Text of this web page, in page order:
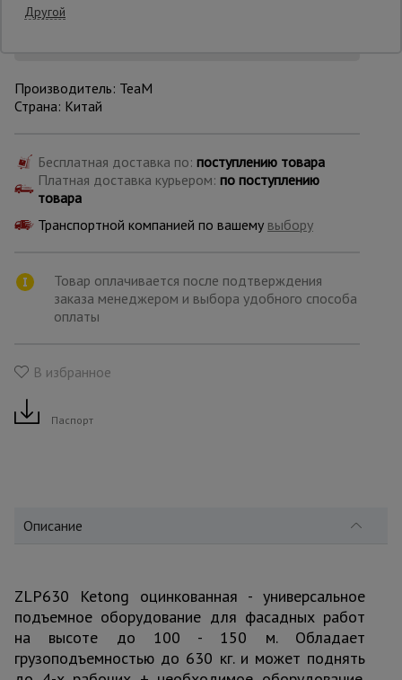
для работы с
арматурой
Оборудование
стремянки
Штукатурные
Производитель: TeaM
Страна: Китай
Бесплатная доставка по: поступлению товара
Платная доставка курьером: по поступлению
товара
Транспортной компанией по вашему выбору
Товар оплачивается после подтверждения
заказа менеджером и выбора удобного способа
оплаты
В избранное
Паспорт
Описание
ZLP630 Ketong оцинкованная - универсальное
подъемное оборудование для фасадных работ
на высоте до 100 - 150 м. Обладает
грузоподъемностью до 630 кг. и может поднять
Другой